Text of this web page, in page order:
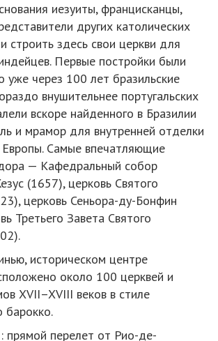
иезуиты, францисканцы,
других католических
строить здесь свои церкви для
Первые постройки были
уже через 100 лет бразильские
внушительнее португальских
вскоре найденного в Бразилии
и мрамор для внутренней отделки
Европы. Самые впечатляющие
— Кафедральный собор
(1657), церковь Святого
церковь Сеньора-ду-Бонфин
Третьего Завета Святого
историческом центре
около 100 церквей и
XVII–XVIII веков в стиле
барокко.
прямой перелет от Рио-де-